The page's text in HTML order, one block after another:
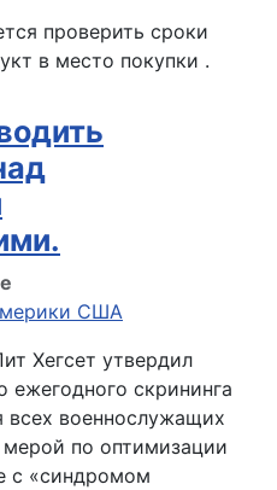
проверить сроки
в место покупки .
США
Хегсет утвердил
ежегодного скрининга
всех военнослужащих
по оптимизации
с «синдромом